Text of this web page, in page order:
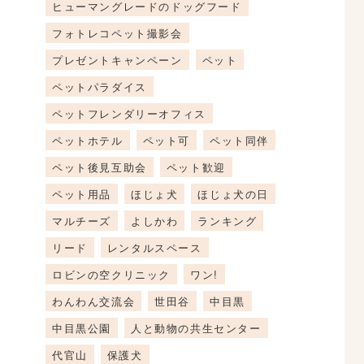
ヒューマングレードのドッグフード
フォトレコペット撮影会
プレゼントキャンペーン
ペット
ペットパラダイス
ペットフレンダリーオフィス
ペットホテル
ペット可
ペット同伴
ペット後見互助会
ペット歓迎
ペット用品
ほじょ犬
ほじょ犬の日
マルチーズ
よしかわ
ランキング
リード
レンタルスペース
ロビンの空クリニック
ワン!
わんわん交流会
世田谷
中目黒
中目黒公園
人と動物の共生センター
代官山
保護犬